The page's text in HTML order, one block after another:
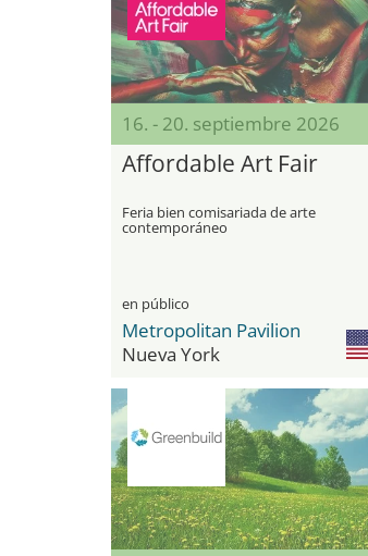
16. - 20. septiembre 2026
Affordable Art Fair
Feria bien comisariada de arte
contemporáneo
en público
Metropolitan Pavilion
Nueva York